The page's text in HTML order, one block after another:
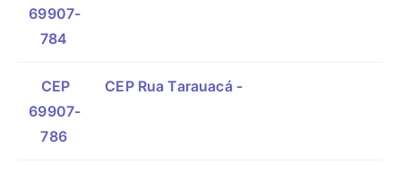
69907-
784
CEP
69907-
786
CEP Rua Tarauacá -